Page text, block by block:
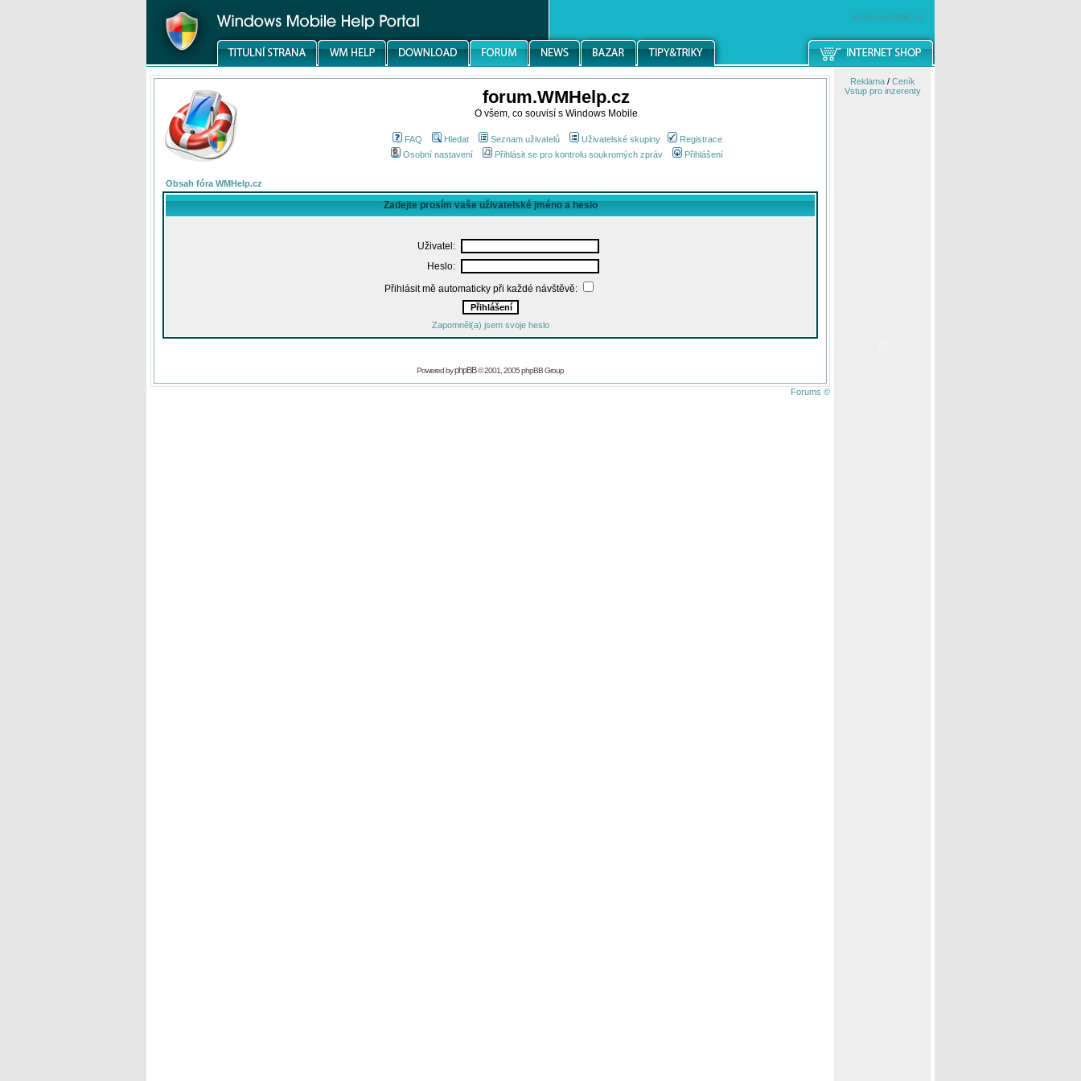
windowsmobile.cz
forum.WMHelp.cz
O všem, co souvisí s Windows Mobile
FAQ Hledat Seznam uživatelů Uživatelské skupiny
Registrace
Osobní nastavení
Přihlásit se pro kontrolu soukromých zpráv Přihlášení
Obsah fóra WMHelp.cz
Zadejte prosím vaše uživatelské jméno a heslo
Uživatel:
Heslo:
Přihlásit mě automaticky při každé návštěvě:
Zapomněl(a) jsem svoje heslo
Powered byphpBB© 2001, 2005 phpBB Group
Forums ©
Reklama/ Ceník
Vstup pro inzerenty